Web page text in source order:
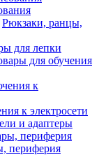
Рюкзаки, ранцы,
для лепки
для обучения
к электросети
и адаптеры
периферия